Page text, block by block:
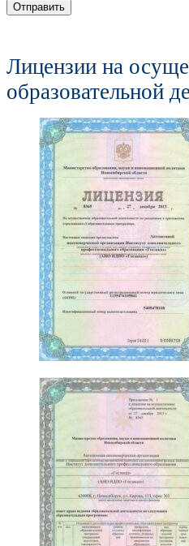
Отправить
Лицензии на
образовательной